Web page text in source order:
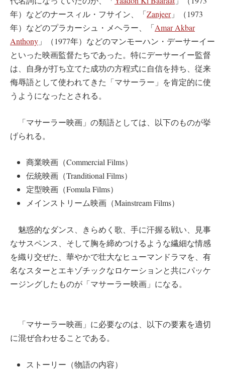
年）などのナースィル・フサイン、「Zanjeer」（1973
年）などのプラカーシュ・メヘラー、「Amar Akbar
Anthony 」（1977年）などのマンモーハン・デーサーイー
といった映画監督たちであった。特にデーサーイー監督
は、自身が打ち立てた成功の方程式に自信を持ち、従来
侮辱語として使われてきた「マサーラー」を肯定的に使
うようになったとされる。
「マサーラー映画」の類語としては、以下のものが挙
げられる。
商業映画（Commercial Films）
伝統映画（Tranditional Films）
定型映画（Fomula Films）
メインストリーム映画（Mainstream Films）
魅惑的なダンス、きらめく歌、手に汗握る戦い、見事
なサスペンス、そして胸を締めつけるような繊細な情感
を織り交ぜた、華やかで壮大なヒューマンドラマを、有
名なスターとエキゾチックなロケーションと共にパッケ
ージングしたものが「マサーラー映画」になる。
「マサーラー映画」に必要なのは、以下の要素を適切
に混ぜ合わせることである。
ストーリー（物語の内容）